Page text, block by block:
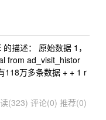
描述： 原始数据 1，
from ad_visit_histor
118万多条数据 + + 1 r
(323) 评论(0) 推荐(0)